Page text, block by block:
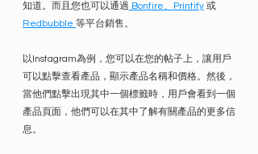
知道。而且您也可以通過 Bonfire、 Printify 或
Redbubble 等平台銷售。
以Instagram為例，您可以在您的帖子上，讓用戶
可以點擊查看產品，顯示產品名稱和價格。然後，
當他們點擊出現其中一個標籤時，用戶會看到一個
產品頁面，他們可以在其中了解有關產品的更多信
息。